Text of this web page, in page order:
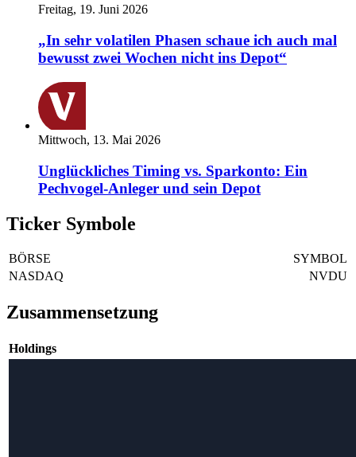
Freitag, 19. Juni 2026
„In sehr volatilen Phasen schaue ich auch mal
bewusst zwei Wochen nicht ins Depot“
Mittwoch, 13. Mai 2026
Unglückliches Timing vs. Sparkonto: Ein
Pechvogel-Anleger und sein Depot
Ticker Symbole
BÖRSE
SYMBOL
NASDAQ
NVDU
Zusammensetzung
Holdings